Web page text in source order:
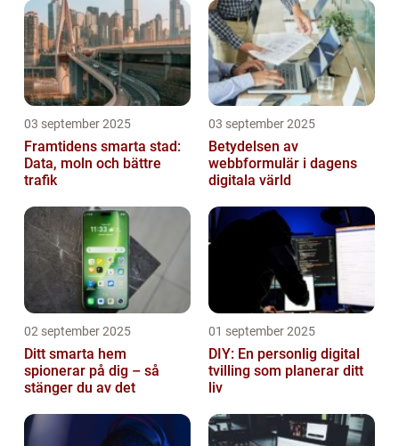
03 september 2025
Framtidens smarta stad:
Data, moln och bättre
trafik
03 september 2025
Betydelsen av
webbformulär i dagens
digitala värld
02 september 2025
Ditt smarta hem
spionerar på dig – så
stänger du av det
01 september 2025
DIY: En personlig digital
tvilling som planerar ditt
liv